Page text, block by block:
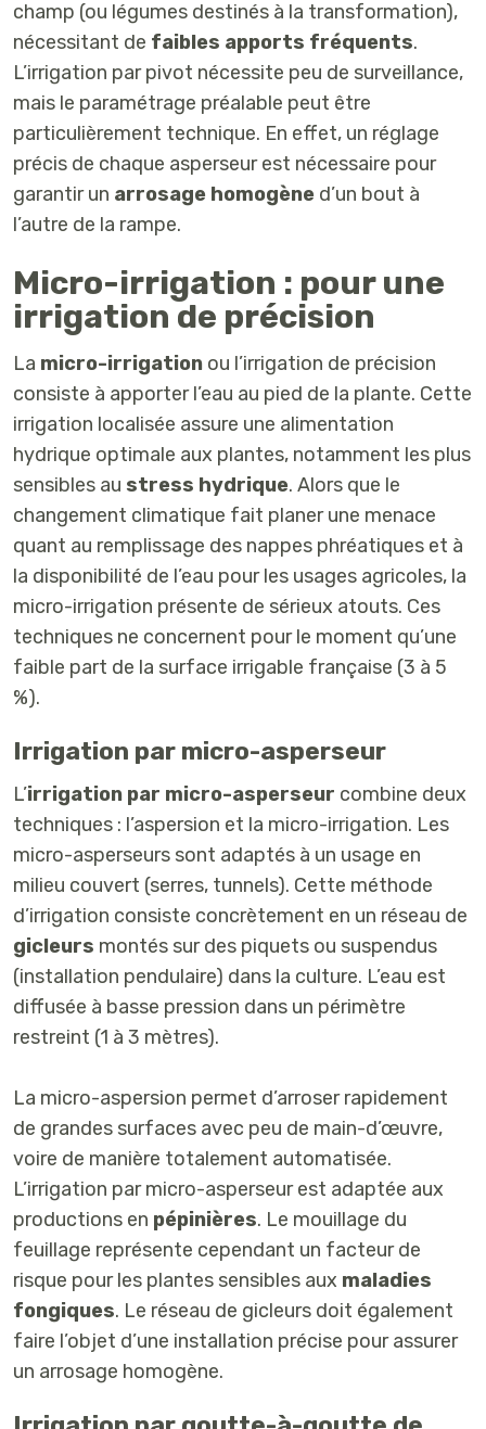
champ (ou légumes destinés à la transformation),
nécessitant de faibles apports fréquents.
L’irrigation par pivot nécessite peu de surveillance,
mais le paramétrage préalable peut être
particulièrement technique. En effet, un réglage
précis de chaque asperseur est nécessaire pour
garantir un arrosage homogène d’un bout à
l’autre de la rampe.
Micro-irrigation : pour une
irrigation de précision
La micro-irrigation ou l’irrigation de précision
consiste à apporter l’eau au pied de la plante. Cette
irrigation localisée assure une alimentation
hydrique optimale aux plantes, notamment les plus
sensibles au stress hydrique. Alors que le
changement climatique fait planer une menace
quant au remplissage des nappes phréatiques et à
la disponibilité de l’eau pour les usages agricoles, la
micro-irrigation présente de sérieux atouts. Ces
techniques ne concernent pour le moment qu’une
faible part de la surface irrigable française (3 à 5
%).
Irrigation par micro-asperseur
L’irrigation par micro-asperseur combine deux
techniques : l’aspersion et la micro-irrigation. Les
micro-asperseurs sont adaptés à un usage en
milieu couvert (serres, tunnels). Cette méthode
d’irrigation consiste concrètement en un réseau de
gicleurs montés sur des piquets ou suspendus
(installation pendulaire) dans la culture. L’eau est
diffusée à basse pression dans un périmètre
restreint (1 à 3 mètres).
La micro-aspersion permet d’arroser rapidement
de grandes surfaces avec peu de main-d’œuvre,
voire de manière totalement automatisée.
L’irrigation par micro-asperseur est adaptée aux
productions en pépinières. Le mouillage du
feuillage représente cependant un facteur de
risque pour les plantes sensibles aux maladies
fongiques. Le réseau de gicleurs doit également
faire l’objet d’une installation précise pour assurer
un arrosage homogène.